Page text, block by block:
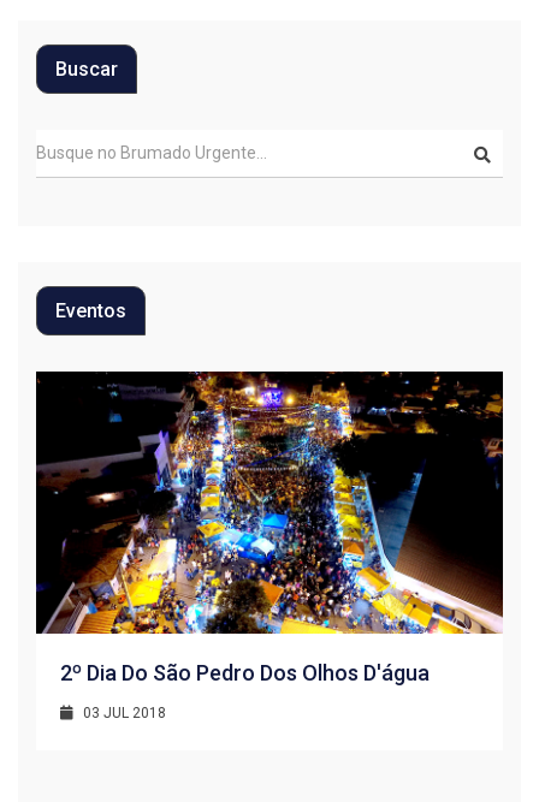
Buscar
Eventos
2º Dia Do São Pedro Dos Olhos D'água
03 JUL 2018